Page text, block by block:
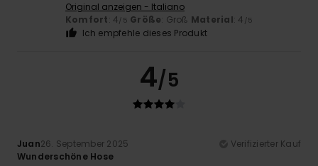
Original anzeigen - Italiano
Komfort: 4/5 Größe: Groß Material: 4 /5
Ich empfehle dieses Produkt
4/5
Juan26. September 2025
Verifizierter Kauf
Wunderschöne Hose